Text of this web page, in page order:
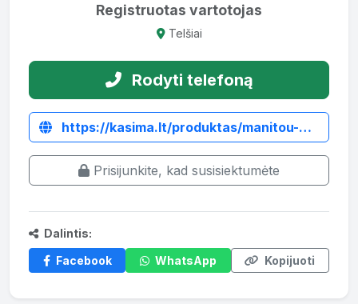
Registruotas vartotojas
Telšiai
Rodyti telefoną
https://kasima.lt/produktas/manitou-mlt633-galine-asis/
Prisijunkite, kad susisiektumėte
Dalintis:
Facebook
WhatsApp Kopijuoti